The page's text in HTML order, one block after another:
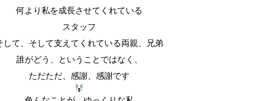
何より私を成長させてくれている
スタッフ
して、そして支えてくれている両親、兄弟
誰がどう、ということではなく、
ただただ、感謝、感謝です